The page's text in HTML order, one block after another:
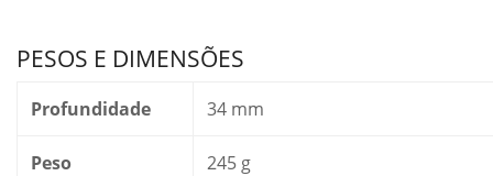
PESOS E DIMENSÕES
Profundidade 34 mm
Peso 245 g